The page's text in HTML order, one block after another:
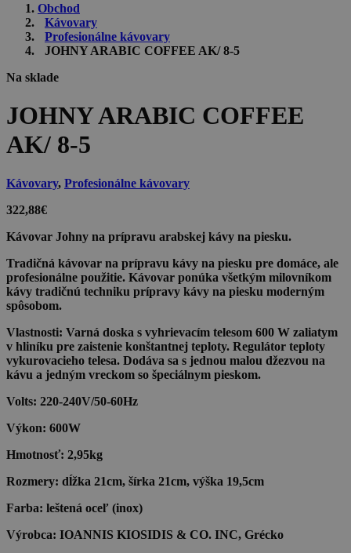
Obchod
Kávovary
Profesionálne kávovary
JOHNY ARABIC COFFEE AK/ 8-5
Na sklade
JOHNY ARABIC COFFEE
AK/ 8-5
Kávovary, Profesionálne kávovary
322,88€
Kávovar Johny na prípravu arabskej kávy na piesku.
Tradičná kávovar na prípravu kávy na piesku pre domáce, ale
profesionálne použitie. Kávovar ponúka všetkým milovníkom
kávy tradičnú techniku prípravy kávy na piesku moderným
spôsobom.
Vlastnosti: Varná doska s vyhrievacím telesom 600 W zaliatym
v hliníku pre zaistenie konštantnej teploty. Regulátor teploty
vykurovacieho telesa. Dodáva sa s jednou malou džezvou na
kávu a jedným vreckom so špeciálnym pieskom.
Volts: 220-240V/50-60Hz
Výkon: 600W
Hmotnosť: 2,95kg
Rozmery: dĺžka 21cm, šírka 21cm, výška 19,5cm
Farba: leštená oceľ (inox)
Výrobca: IOANNIS KIOSIDIS & CO. INC, Grécko